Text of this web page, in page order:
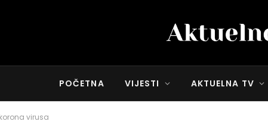
POČETNA VIJESTI AKTUELNA TV
virusa